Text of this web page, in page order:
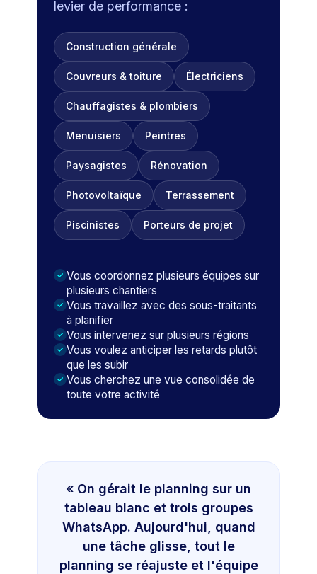
levier de performance :
Construction générale
Couvreurs & toiture Électriciens
Chauffagistes & plombiers
Menuisiers Peintres
Paysagistes Rénovation
Photovoltaïque Terrassement
Piscinistes Porteurs de projet
Vous coordonnez plusieurs équipes sur
plusieurs chantiers
Vous travaillez avec des sous-traitants
à planifier
Vous intervenez sur plusieurs régions
Vous voulez anticiper les retards plutôt
que les subir
Vous cherchez une vue consolidée de
toute votre activité
« On gérait le planning sur un
tableau blanc et trois groupes
WhatsApp. Aujourd'hui, quand
une tâche glisse, tout le
planning se réajuste et l'équipe